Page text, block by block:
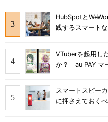
HubSpotと
践するスマート
VTuberを起用し
か？ au PAY マ
スマートスピー
に押さえておく